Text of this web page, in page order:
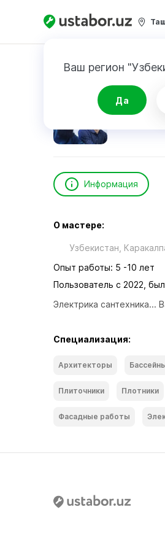
Ваш регион
Да
Главная
Рузимов
Информация
О мастере:
Узбекистан,
Опыт работы: 5 -10 лет
Пользователь с 2022,
Электрика сантехника...
Специализация:
Архитекторы
Плиточники Плотники
Фасадные работы